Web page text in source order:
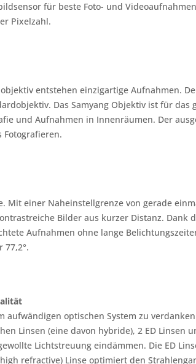
für beste Foto- und
Pixelzahl.
entstehen einzigartige Aufnahmen.
Das Samyang Objektiv ist für
und Aufnahmen in Innenräumen. Der
Mit einer Naheinstellgrenze von gerade
Bilder aus kurzer Distanz. Dank
Aufnahmen ohne lange
77,2°.
optischen System zu
Linsen (eine davon hybride), 2 ED Linsen
Lichtstreuung eindämmen. Die ED
refractive) Linse optimiert den